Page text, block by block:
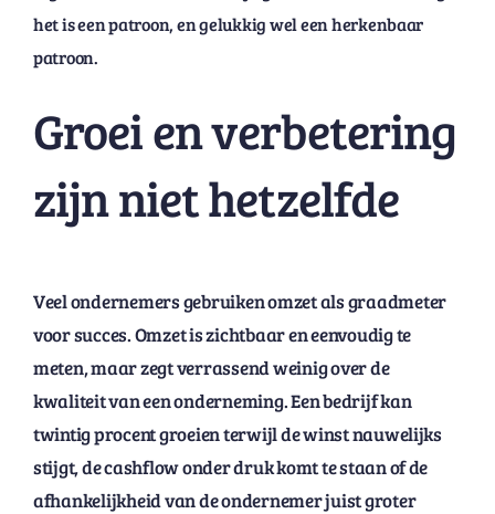
het is een patroon, en gelukkig wel een herkenbaar
patroon.
Groei en verbetering
zijn niet hetzelfde
Veel ondernemers gebruiken omzet als graadmeter
voor succes. Omzet is zichtbaar en eenvoudig te
meten, maar zegt verrassend weinig over de
kwaliteit van een onderneming. Een bedrijf kan
twintig procent groeien terwijl de winst nauwelijks
stijgt, de cashflow onder druk komt te staan of de
afhankelijkheid van de ondernemer juist groter